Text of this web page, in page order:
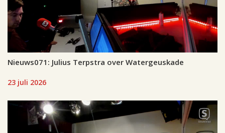
Nieuws071: Julius Terpstra over Watergeuskade
23 juli 2026